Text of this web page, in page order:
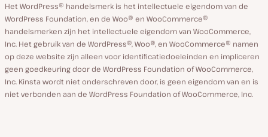
Het WordPress® handelsmerk is het intellectuele eigendom van de
WordPress Foundation, en de Woo® en WooCommerce®
handelsmerken zijn het intellectuele eigendom van WooCommerce,
Inc. Het gebruik van de WordPress®, Woo®, en WooCommerce® namen
op deze website zijn alleen voor identificatiedoeleinden en impliceren
geen goedkeuring door de WordPress Foundation of WooCommerce,
Inc. Kinsta wordt niet onderschreven door, is geen eigendom van en is
niet verbonden aan de WordPress Foundation of WooCommerce, Inc.